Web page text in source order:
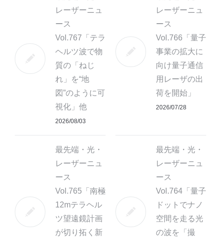
レーザーニュ
ース
Vol.767「テラ
ヘルツ波で物
質の「ねじ
れ」を“地
図”のように可
視化」他
2026/08/03
レーザーニュ
ース
Vol.766「量子
事業の拡大に
向け量子通信
用レーザの出
荷を開始」
2026/07/28
最先端・光・
レーザーニュ
ース
Vol.765「南極
12mテラヘル
ツ望遠鏡計画
が切り拓く新
最先端・光・
レーザーニュ
ース
Vol.764「量子
ドットでナノ
空間を走る光
の波を「撮